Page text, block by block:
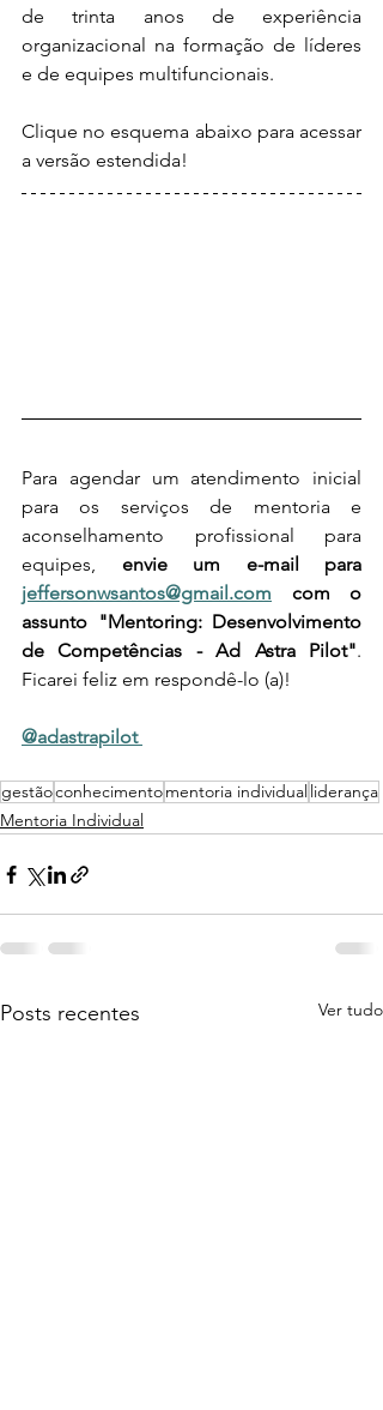
de trinta anos de experiência
organizacional na formação de líderes
e de equipes multifuncionais.
Clique no esquema abaixo para acessar
a versão estendida!
Para agendar um atendimento inicial
para os serviços de mentoria e
aconselhamento profissional para
equipes,
jeffersonwsantos@gmail.com com o
assunto "Mentoring: Desenvolvimento
de Competências - Ad Astra Pilot".
Ficarei feliz em respondê-lo (a)!
@adastrapilot
gestãoconhecimentomentoria individualliderança
Mentoria Individual
Posts recentes Ver tudo